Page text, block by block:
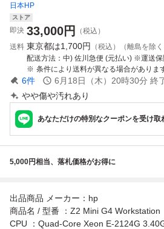
日本HP
ストア
即決 33,000円
（税込）
送料 東京都は1,700円
（税込）（離島を除く
配送方法
中) 佐川急便 (元払い) ※運送保
条件により送料が異なる場合がありま
6件 6月18日（木）20時30分 終
やや傷や汚れあり
あなただけの特別なクーポンを受け取
5,000円相当、落札価格がお得に
出品商品 メーカー：hp
商品名 / 型番 ：Z2 Mini G4 Workstation
CPU ：Quad-Core Xeon E-2124G